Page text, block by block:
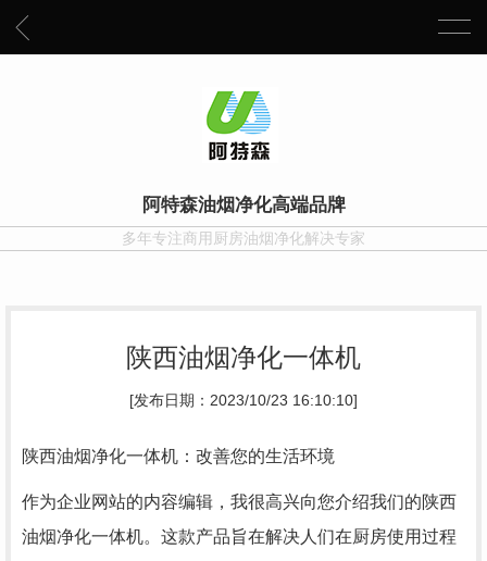
阿特森油烟净化高端品牌
多年专注商用厨房油烟净化解决专家
陕西油烟净化一体机
[发布日期：2023/10/23 16:10:10]
陕西油烟净化一体机：改善您的生活环境
作为企业网站的内容编辑，我很高兴向您介绍我们的陕西
油烟净化一体机。这款产品旨在解决人们在厨房使用过程